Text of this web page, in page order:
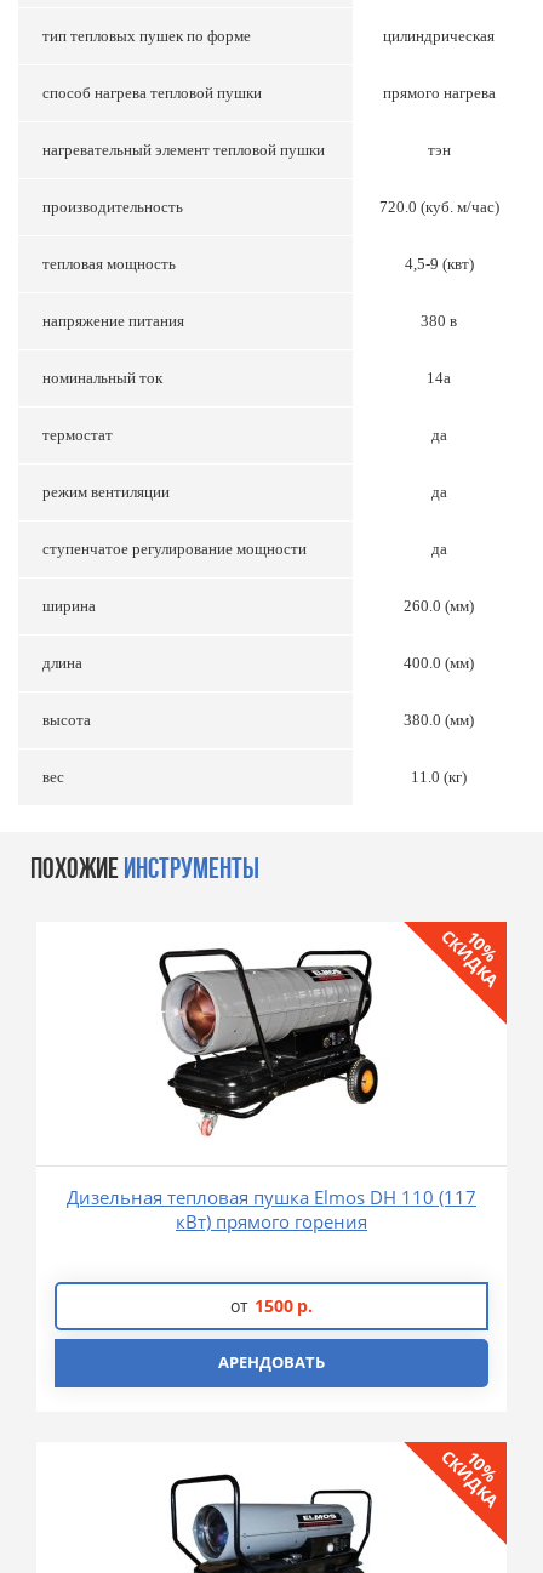
тип тепловых пушек по форме цилиндрическая
способ нагрева тепловой пушки прямого нагрева
нагревательный элемент тепловой пушки тэн
производительность 720.0 (куб. м/час)
тепловая мощность 4,5-9 (квт)
напряжение питания 380 в
номинальный ток 14а
термостат да
режим вентиляции да
ступенчатое регулирование мощности да
ширина 260.0 (мм)
длина 400.0 (мм)
высота 380.0 (мм)
вес 11.0 (кг)
ПОХОЖИЕ ИНСТРУМЕНТЫ
10%
СКИДКА
Дизельная тепловая пушка Elmos DH 110 (117
кВт) прямого горения
от 1500 р.
АРЕНДОВАТЬ
10%
СКИДКА